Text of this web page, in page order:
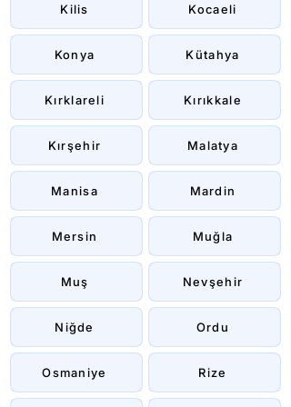
Kilis
Konya
Kırklareli
Kırşehir
Manisa
Mersin
Muş
Niğde
Osmaniye
Kocaeli
Kütahya
Kırıkkale
Malatya
Mardin
Muğla
Nevşehir
Ordu
Rize